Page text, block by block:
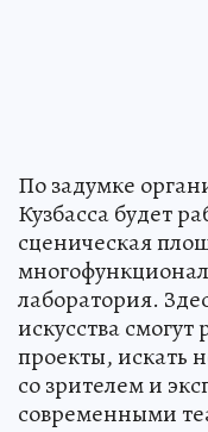
По задумке
Кузбасса будет
сценическая
лаборатория.
искусства
проекты, искать
со зрителем и
современными